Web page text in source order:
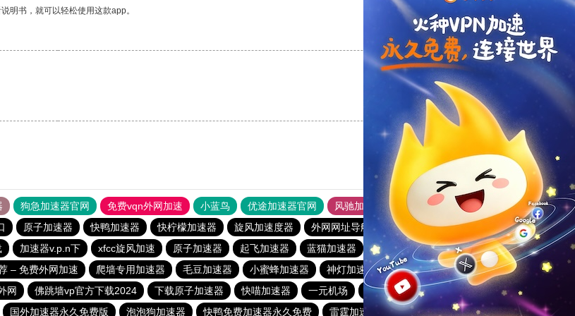
明书，就可以轻松使用这款app。
支持 [0] 反对 [0]
支持
狗急加速器官网 免费vqn外网加速 小蓝鸟 优途加速器官网 风驰加速器
旋风加速器
原子加速器 快鸭加速器 快柠檬加速器 旋风加速度器 外网网址导航 软件中心 雷霆加速
狂飙加速器
加速器v.p.n下 xfcc旋风加速 原子加速器 起飞加速器 蓝猫加速器 快喵vpv
起飞加速器下载地址
– 免费外网加速 爬墙专用加速器 毛豆加速器 小蜜蜂加速器 神灯加速
速狼加速器官网
网 佛跳墙vp官方下载2024 下载原子加速器 快喵加速器 一元机场 outline加速器
旋风app加速器官网下载
国外加速器永久免费版 泡泡狗加速器 快鸭免费加速器永久免费 雷霆加速版安卓下载 picacg加速器